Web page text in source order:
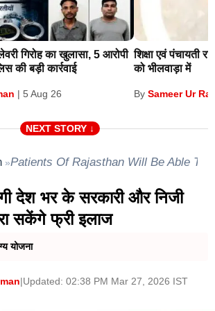
में 7 जुलाई को मंत्रिमंडल में फेरबदल
2021 से संसद का मानसून सत्र शुरू
जावड़ेकर जैसे कोई मंत्रियों
को जगह दी गई थी। इसलिए 11 जुलाई
वाले संभावित मंत्री है
राज्य मंत्री पंकज चौधरी अब यूपी भाजपा
के तहत चौधरी के मंत्रिमंडल से ‌ छुट्टी होना
गिरोह का खुलासा, 5 आरोपी
की बड़ी कार्रवाई
5 Aug 26
शिक्षा एवं पंचायती
को भीलवाड़ा में
By Sameer Ur
NEXT STORY ↓
»Patients Of Rajasthan Will Be Able To
देश भर के सरकारी और निजी
सकेंगे फ्री इलाज
योजना
|Updated: 02:38 PM Mar 27, 2026 IST